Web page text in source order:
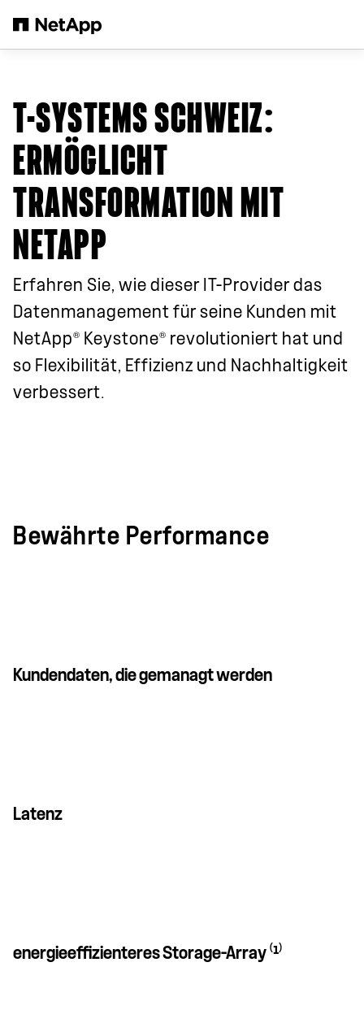
T-SYSTEMS SCHWEIZ:
ERMÖGLICHT
TRANSFORMATION MIT
NETAPP
Erfahren Sie, wie dieser IT-Provider das
Datenmanagement für seine Kunden mit
NetApp® Keystone® revolutioniert hat und
so Flexibilität, Effizienz und Nachhaltigkeit
verbessert.
Bewährte Performance
Kundendaten, die gemanagt werden
Latenz
energieeffizienteres Storage-Array ⁽¹⁾